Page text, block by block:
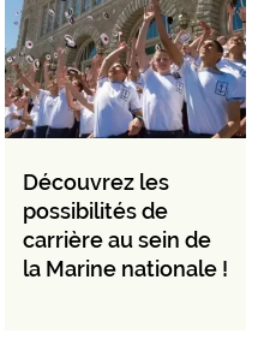
Découvrez les
possibilités de
carrière au sein de
la Marine nationale !